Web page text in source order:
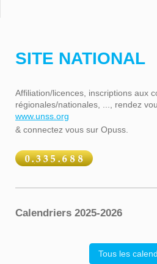
SITE NATIONAL
Affiliation/licences, inscriptions aux
régionales/nationales, ..., rendez
www.unss.org
& connectez vous sur Opuss.
Calendriers 2025-2026
Tous les